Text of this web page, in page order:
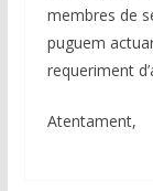
membres de
puguem
requeriment
Atentament,